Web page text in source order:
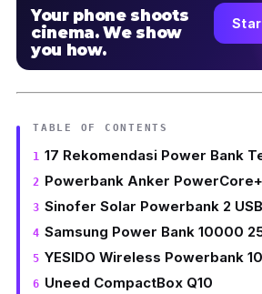
Your phone shoots
cinema. We show
you how.
TABLE OF CONTENTS
17 Rekomendasi Power Bank
Powerbank Anker PowerCore+
Sinofer Solar Powerbank 2 USB
Samsung Power Bank 10000
YESIDO Wireless Powerbank
Uneed CompactBox Q10